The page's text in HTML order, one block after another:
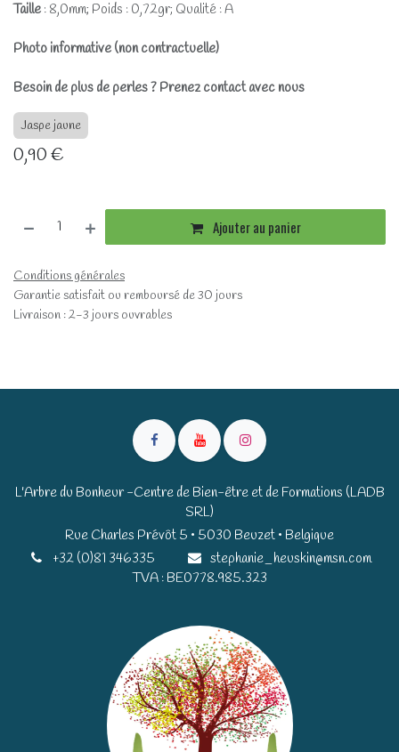
Taille : 8,0mm; Poids : 0,72gr; Qualité : A
Photo informative (non contractuelle)
Besoin de plus de perles ? Prenez contact avec nous
Jaspe jaune
0,90€
Ajouter au panier
Conditions générales
Garantie satisfait ou remboursé de 30 jours
Livraison : 2-3 jours ouvrables
L'Arbre du Bonheur -Centre de Bien-être et de Formations (LADB
SRL)
Rue Charles Prévôt 5 • 5030 Beuzet • Belgique​​
+32 (0)81 346335
stephanie_heuskin@msn.com
TVA : BE0778.985.323